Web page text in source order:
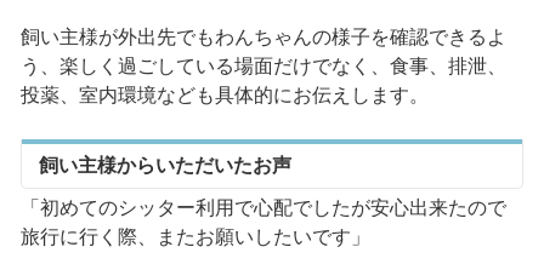
飼い主様が外出先でもわんちゃんの様子を確認できるよ
う、楽しく過ごしている場面だけでなく、食事、排泄、
投薬、室内環境なども具体的にお伝えします。
飼い主様からいただいたお声
「初めてのシッター利用で心配でしたが安心出来たので
旅行に行く際、またお願いしたいです」